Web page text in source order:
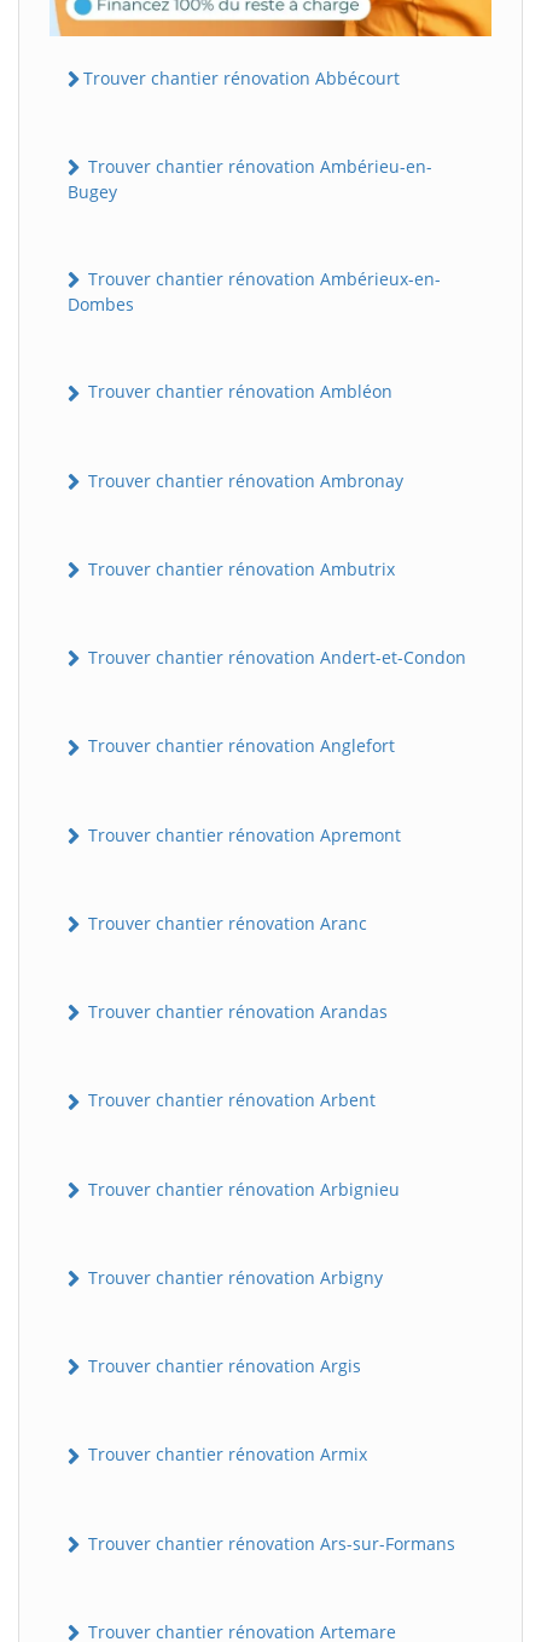
Trouver chantier rénovation Abbécourt
Trouver chantier rénovation Ambérieu-en-
Bugey
Trouver chantier rénovation Ambérieux-en-
Dombes
Trouver chantier rénovation Ambléon
Trouver chantier rénovation Ambronay
Trouver chantier rénovation Ambutrix
Trouver chantier rénovation Andert-et-Condon
Trouver chantier rénovation Anglefort
Trouver chantier rénovation Apremont
Trouver chantier rénovation Aranc
Trouver chantier rénovation Arandas
Trouver chantier rénovation Arbent
Trouver chantier rénovation Arbignieu
Trouver chantier rénovation Arbigny
Trouver chantier rénovation Argis
Trouver chantier rénovation Armix
Trouver chantier rénovation Ars-sur-Formans
Trouver chantier rénovation Artemare